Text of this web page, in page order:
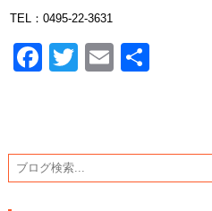
TEL：0495-22-3631
Facebook
TwitterEmail